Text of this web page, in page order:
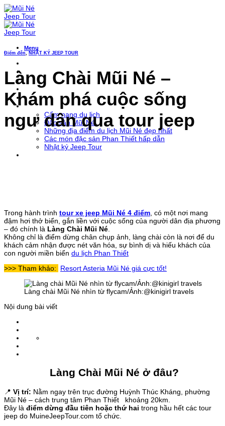
Bỏ
qua
nội
dung
Menu
Tour xe jeep
Jeep Team Building
Xe leo đồi ATV
Xe đưa đón Sân Bay
Khám phá Mũi Né
Cẩm nang du lịch
Đặc sản Mũi Né
Những địa điểm du lịch Mũi Né đẹp nhất
Các món đặc sản Phan Thiết hấp dẫn
Nhật ký Jeep Tour
Điểm đến NHẬT KÝ JEEP TOUR
Làng Chài Mũi Né –
Khám phá cuộc sống
ngư dân qua tour jeep
Trong hành trình tour xe jeep Mũi Né 4 điểm , có một nơi mang
đậm hơi thở biển, gắn liền với cuộc sống của người dân địa phương
– đó chính là Làng Chài Mũi Né
Không chỉ là điểm dừng chân chụp ảnh, làng chài còn là nơi để du
khách cảm nhận được nét văn hóa, sự bình dị và hiếu khách của
con người miền biển du lịch Phan Thiết
>>> Tham khảo:
Resort Asteria Mũi Né giá cực tốt!
Làng chài Mũi Né nhìn từ flycam/Ảnh:@kinigirl travels
Nội dung bài viết
Làng Chài Mũi Né ở đâu?
📍 Vị trí: Nằm ngay trên trục đường Huỳnh Thúc Kháng, phường
Mũi Né – cách trung tâm Phan Thiết khoảng 20km.
Đây là điểm dừng đầu tiên hoặc thứ hai trong hầu hết các tour
jeep do MuineJeepTour.com tổ chức.